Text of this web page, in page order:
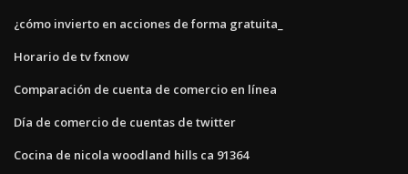
¿cómo invierto en acciones de forma gratuita_
Horario de tv fxnow
Comparación de cuenta de comercio en línea
Día de comercio de cuentas de twitter
Cocina de nicola woodland hills ca 91364